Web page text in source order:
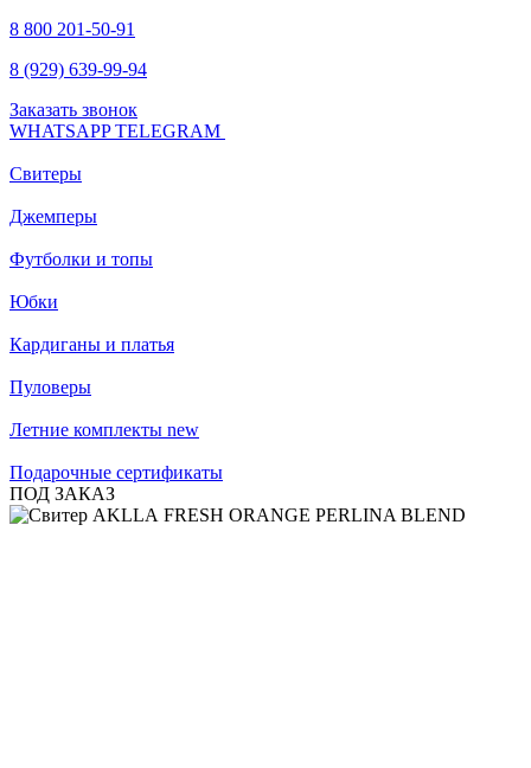
8 800 201-50-91
8 (929) 639-99-94
Заказать звонок
WHATSAPPTELEGRAM
Свитеры
Джемперы
Футболки и топы
Юбки
Кардиганы и платья
Пуловеры
Летние комплекты new
Подарочные сертификаты
ПОД ЗАКАЗ